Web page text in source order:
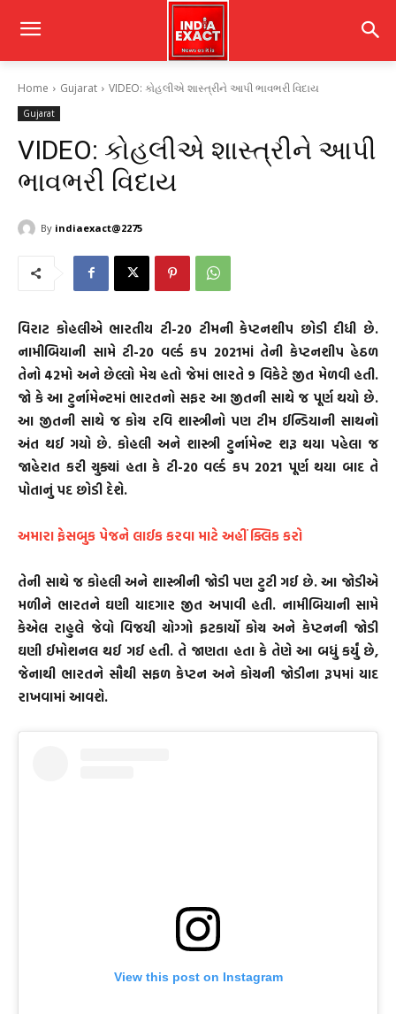
Home Gujarat VIDEO: કોહલીએ શાસ્ત્રીને આપી ભાવભરી વિદાય
Gujarat
VIDEO: કોહલીએ શાસ્ત્રીને આપી
ભાવભરી વિદાય
By indiaexact@2275
વિરાટ કોહલીએ ભારતીય ટી-20 ટીમની કેપ્ટનશીપ છોડી દીધી છે.
નામીબિયાની સામે ટી-20 વર્લ્ડ કપ 2021માં તેની કેપ્ટનશીપ હેઠળ
તેનો 42મો અને છેલ્લો મેચ હતો જેમાં ભારતે 9 વિકેટે જીત મેળવી હતી.
જો કે આ ટુર્નામેન્ટમાં ભારતનો સફર આ જીતની સાથે જ પૂર્ણ થયો છે.
આ જીતની સાથે જ કોચ રવિ શાસ્ત્રીનો પણ ટીમ ઈન્ડિયાની સાથનો
અંત થઈ ગયો છે. કોહલી અને શાસ્ત્રી ટુર્નામેન્ટ શરૂ થયા પહેલા જ
જાહેરાત કરી ચુક્યાં હતા કે ટી-20 વર્લ્ડ કપ 2021 પૂર્ણ થયા બાદ તે
પોતાનું પદ છોડી દેશે.
અમારા ફેસબુક પેજને લાઈક કરવા માટે અહીં ક્લિક કરો
તેની સાથે જ કોહલી અને શાસ્ત્રીની જોડી પણ ટુટી ગઈ છે. આ જોડીએ
મળીને ભારતને ઘણી યાદગાર જીત અપાવી હતી. નામીબિયાની સામે
કેએલ રાહુલે જેવો વિજયી ચોગ્ગો ફટકાર્યો કોચ અને કેપ્ટનની જોડી
ઘણી ઈમોશનલ થઈ ગઈ હતી. તે જાણતા હતા કે તેણે આ બધું કર્યું છે,
જેનાથી ભારતને સૌથી સફળ કેપ્ટન અને કોચની જોડીના રૂપમાં યાદ
રાખવામાં આવશે.
View this post on Instagram